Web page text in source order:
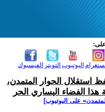
على:
الفيسبوك التويتر اليوتيوب
استقلال الحوار المتمدن،
الفضاء اليساري الحر
على اليوتيوب]